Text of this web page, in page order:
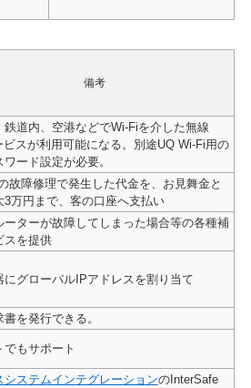
備考
鉄道内、空港などでWi-Fiを介した無線
ビスが利用可能になる。別途UQ Wi-Fi用の
ワード設定が必要。
故障修理で発生した代金を、お見舞金と
3万円まで、客の口座へ支払い
ーターが故障してしまった場合等の各種補
スを提供
にグローバルIPアドレスを割り当て
を発行できる。
でもサポート
システムインテグレーションのInterSafe